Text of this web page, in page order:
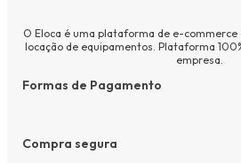
O Eloca é uma plataforma de e-commerce
locação de equipamentos. Plataforma
empresa.
Formas de Pagamento
Compra segura